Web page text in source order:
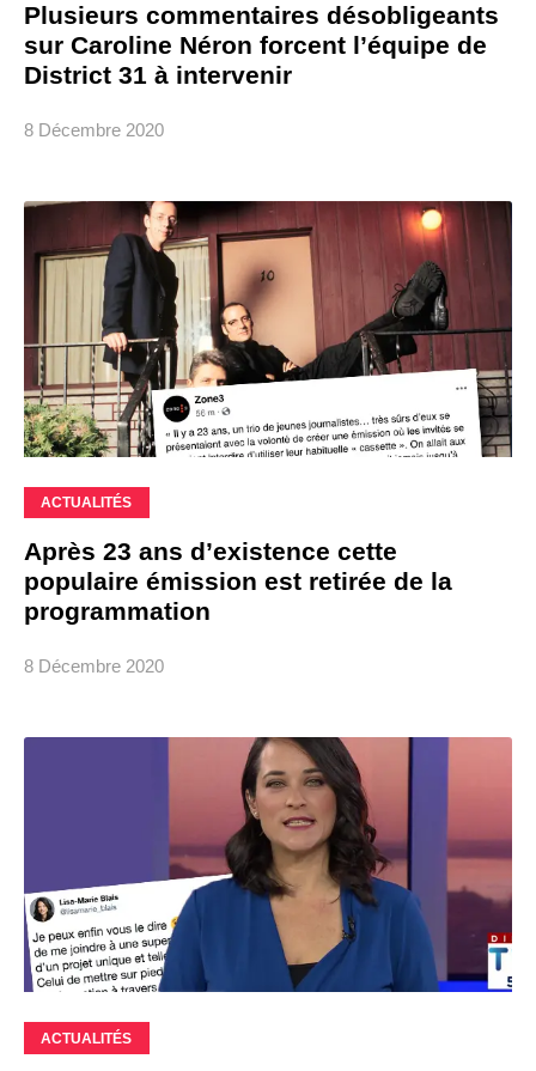
Plusieurs commentaires désobligeants
sur Caroline Néron forcent l’équipe de
District 31 à intervenir
8 Décembre 2020
ACTUALITÉS
Après 23 ans d’existence cette
populaire émission est retirée de la
programmation
8 Décembre 2020
ACTUALITÉS